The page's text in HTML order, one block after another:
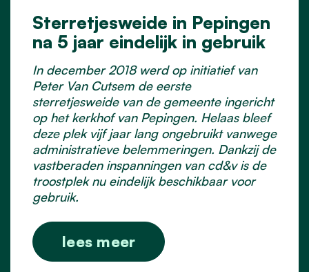
Sterretjesweide in Pepingen
na 5 jaar eindelijk in gebruik
In december 2018 werd op initiatief van
Peter Van Cutsem de eerste
sterretjesweide van de gemeente ingericht
op het kerkhof van Pepingen. Helaas bleef
deze plek vijf jaar lang ongebruikt vanwege
administratieve belemmeringen. Dankzij de
vastberaden inspanningen van cd&v is de
troostplek nu eindelijk beschikbaar voor
gebruik.
lees meer